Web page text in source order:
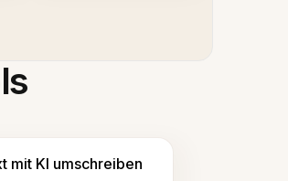
mit KI umschreiben